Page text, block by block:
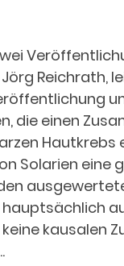
Reichrath,
die einen
Solarien
hauptsächlich
kausalen